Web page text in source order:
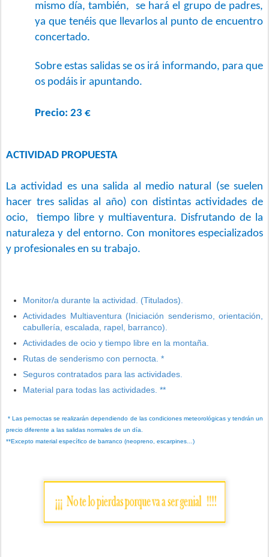
mismo día, también, se hará el grupo de padres,
ya que tenéis que llevarlos al punto de encuentro
concertado.
Sobre estas salidas se os irá informando, para que
os podáis ir apuntando.
Precio: 23 €
ACTIVIDAD PROPUESTA
La actividad es una salida al medio natural (se suelen
hacer tres salidas al año) con distintas actividades de
ocio, tiempo libre y multiaventura. Disfrutando de la
naturaleza y del entorno. Con monitores especializados
y profesionales en su trabajo.
Monitor/a durante la actividad. (Titulados).
Actividades Multiaventura (Iniciación senderismo, orientación,
cabullería, escalada, rapel, barranco).
Actividades de ocio y tiempo libre en la montaña.
Rutas de senderismo con pernocta. *
Seguros contratados para las actividades.
Material para todas las actividades. **
* Las pernoctas se realizarán dependiendo de las condiciones meteorológicas y tendrán un
precio diferente a las salidas normales de un día.
**Excepto material específico de barranco (neopreno, escarpines…)